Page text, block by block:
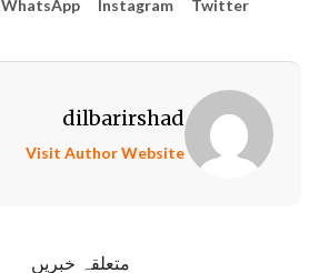
WhatsApp Instagram Twitter
dilbarirshad
Visit Author Website
متعلقہ خبریں